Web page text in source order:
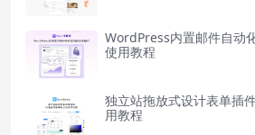
WordPress内置邮件自动
使用教程
独立站拖放式设计表单插
用教程